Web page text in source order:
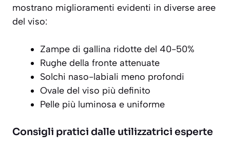
mostrano miglioramenti evidenti in diverse aree
del viso:
Zampe di gallina ridotte del 40-50%
Rughe della fronte attenuate
Solchi naso-labiali meno profondi
Ovale del viso più definito
Pelle più luminosa e uniforme
Consigli pratici dalle utilizzatrici esperte